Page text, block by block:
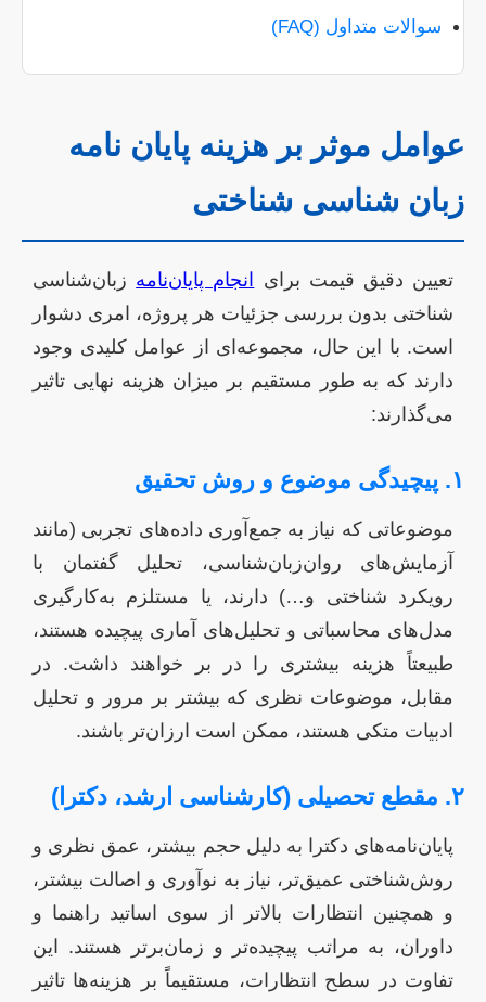
سوالات متداول (FAQ)
عوامل موثر بر هزینه پایان نامه
زبان شناسی شناختی
تعیین دقیق قیمت برای انجام پایان‌نامه زبان‌شناسی
شناختی بدون بررسی جزئیات هر پروژه، امری دشوار
است. با این حال، مجموعه‌ای از عوامل کلیدی وجود
دارند که به طور مستقیم بر میزان هزینه نهایی تاثیر
می‌گذارند:
۱. پیچیدگی موضوع و روش تحقیق
موضوعاتی که نیاز به جمع‌آوری داده‌های تجربی (مانند
آزمایش‌های روان‌زبان‌شناسی، تحلیل گفتمان با
رویکرد شناختی و…) دارند، یا مستلزم به‌کارگیری
مدل‌های محاسباتی و تحلیل‌های آماری پیچیده هستند،
طبیعتاً هزینه بیشتری را در بر خواهند داشت. در
مقابل، موضوعات نظری که بیشتر بر مرور و تحلیل
ادبیات متکی هستند، ممکن است ارزان‌تر باشند.
۲. مقطع تحصیلی (کارشناسی ارشد، دکترا)
پایان‌نامه‌های دکترا به دلیل حجم بیشتر، عمق نظری و
روش‌شناختی عمیق‌تر، نیاز به نوآوری و اصالت بیشتر،
و همچنین انتظارات بالاتر از سوی اساتید راهنما و
داوران، به مراتب پیچیده‌تر و زمان‌برتر هستند. این
تفاوت در سطح انتظارات، مستقیماً بر هزینه‌ها تاثیر